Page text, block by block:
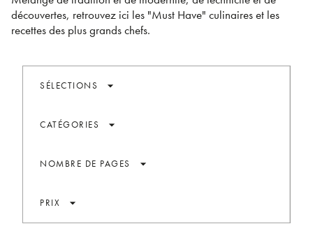
découvertes, retrouvez ici les "Must Have" culinaires et les
recettes des plus grands chefs.
SÉLECTIONS arrow_drop_down
CATÉGORIES arrow_drop_down
NOMBRE DE PAGES arrow_drop_down
PRIX arrow_drop_down